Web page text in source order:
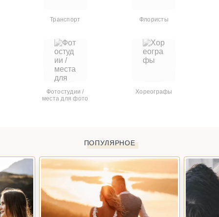
Транспорт Флористы
Фотостудии /
места для фото
Хореографы
ПОПУЛЯРНОЕ